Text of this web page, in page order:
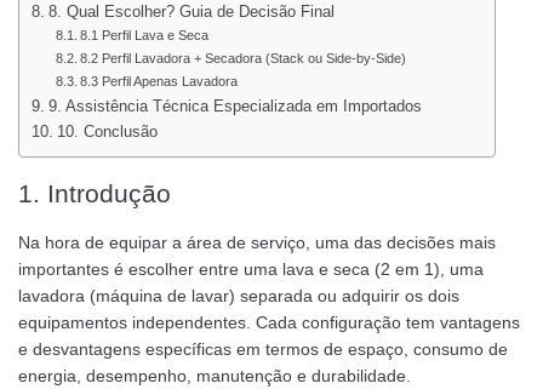
8. Qual Escolher? Guia de Decisão Final
8.1 Perfil Lava e Seca
8.2 Perfil Lavadora + Secadora (Stack ou Side-by-Side)
8.3 Perfil Apenas Lavadora
9. Assistência Técnica Especializada em Importados
10. Conclusão
1. Introdução
Na hora de equipar a área de serviço, uma das decisões mais
importantes é escolher entre uma lava e seca (2 em 1), uma
lavadora (máquina de lavar) separada ou adquirir os dois
equipamentos independentes. Cada configuração tem vantagens
e desvantagens específicas em termos de espaço, consumo de
energia, desempenho, manutenção e durabilidade.